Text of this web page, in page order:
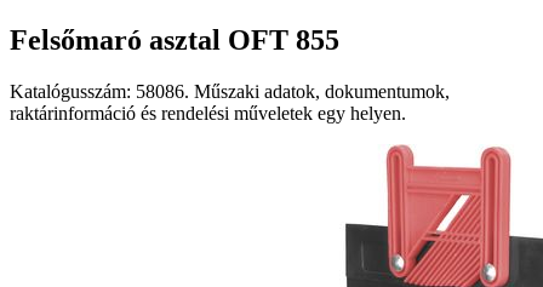
Felsőmaró asztal OFT 855
Katalógusszám: 58086. Műszaki adatok, dokumentumok,
raktárinformáció és rendelési műveletek egy helyen.